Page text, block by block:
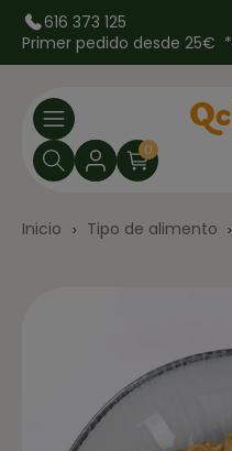
616 373 125
Primer pedido desde 25€ *
0
Inicio Tipo de alimento